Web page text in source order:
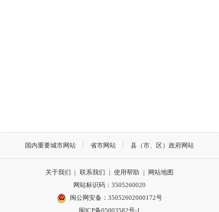
国内重要城市网站 省市网站 县（市、区）政府网站
关于我们 | 联系我们 | 使用帮助 |
网站地图
网站标识码：3505260020
闽公网安备：35052602000172号
闽ICP备05003582号-1